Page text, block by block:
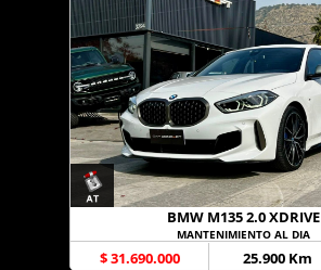
BMW M135 2.0 XDRIVE
MANTENIMIENTO AL DIA
$ 31.690.000 25.900 Km